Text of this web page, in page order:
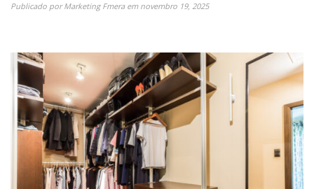
Publicado porMarketing Fmeraem novembro 19, 2025